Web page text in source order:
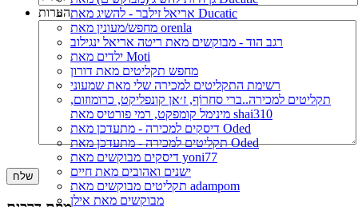
אריאל זילבר - להשיג מאת Ducatic
מחפש/מעונין מאת orenla
רגב הוד - מבוקשים מאת ריטה אריאל ינגילוב
ילדים מאת Moti
מחפש תקליטים מאת דורון
רשימת התקליטים למכירה שלי מאת שמעוני
תקליטים למכירה..ברי סחרוֹף, ז׳אן קונפליקט, כרומוזום,
מינימל קומפקט, רמי פורטיס מאת shai310
דיסקים למכירה - מתעדכן מאת Oded
תקליטים למכירה - מתעדכן מאת Oded
דיסקים מבוקשים מאת yoni77
ישנים ואהובים מאת חיים
תקליטים מבוקשים מאת adampom
מבוקשים מאת אילן
הערות